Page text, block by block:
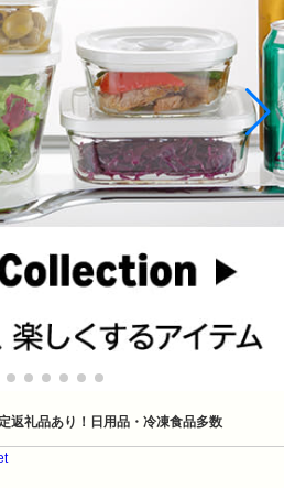
返礼品あり！日用品・冷凍食品多数